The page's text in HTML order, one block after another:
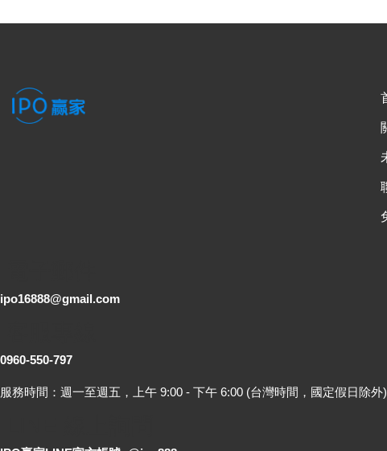
ipo16888@gmail.com
0960-550-797
服務時間：週一至週五，上午 9:00 - 下午 6:00 (台灣時間，國定假日除外)